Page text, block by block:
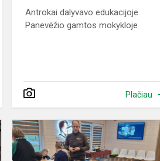
Antrokai dalyvavo edukacijoje
Panevėžio gamtos mokykloje
Plačiau
Kalėdinis
aukcionas